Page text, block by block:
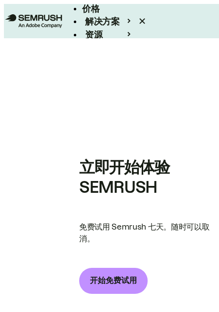
价格
解决方案
资源
立即开始体验
SEMRUSH
免费试用 Semrush 七天。随时可以取
消。
开始免费试用